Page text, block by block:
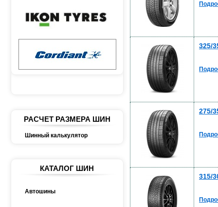
РАСЧЕТ РАЗМЕРА ШИН
Шинный калькулятор
КАТАЛОГ ШИН
Автошины
325/
275/
315/